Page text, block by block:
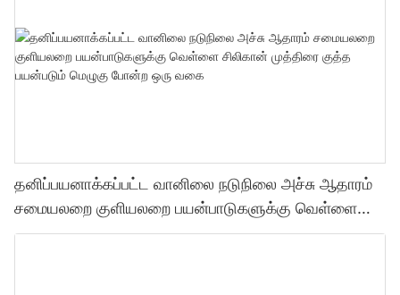
தனிப்பயனாக்கப்பட்ட வானிலை நடுநிலை அச்சு ஆதாரம்
சமையலறை குளியலறை பயன்பாடுகளுக்கு வெள்ளை
சிலிகான் முத்திரை குத்த பயன்படும் மெழுகு போன்ற ஒரு